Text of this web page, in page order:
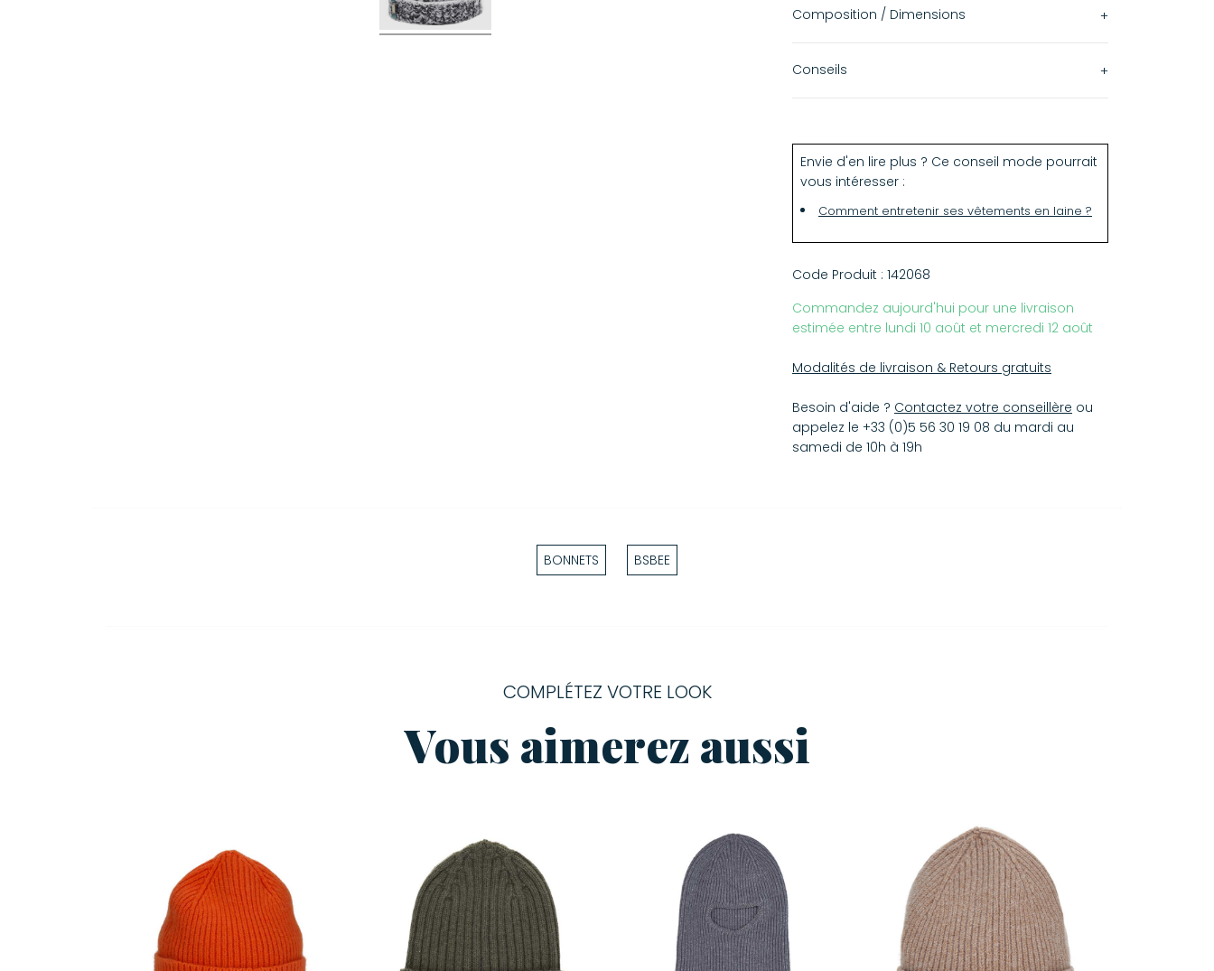
Composition / Dimensions
Fabriqué au Nepal, à la main
Conseils
Envie d'en lire plus ? Ce conseil mode pourrait
vous intéresser :
Comment entretenir ses vêtements en laine ?
Code Produit : 142068
Commandez aujourd'hui pour une livraison
estimée entre lundi 10 août et mercredi 12 août
Modalités de livraison & Retours gratuits
Besoin d'aide ? Contactez votre conseillère ou
appelez le +33 (0)5 56 30 19 08 du mardi au
samedi de 10h à 19h
BONNETS BSBEE
COMPLÉTEZ VOTRE LOOK
Vous aimerez aussi